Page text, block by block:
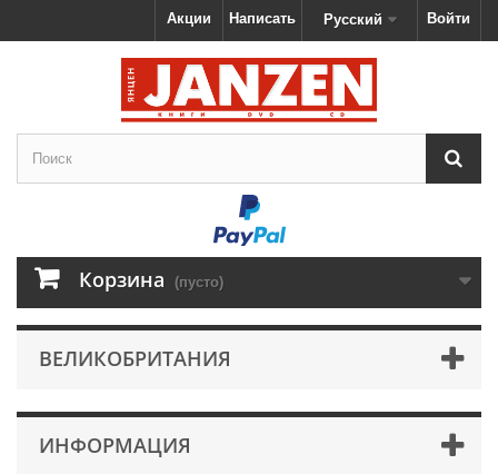
Войти
Русский
Написать
Акции
Корзина (пусто)
ВЕЛИКОБРИТАНИЯ
ИНФОРМАЦИЯ